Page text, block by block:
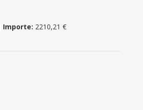
Importe: 2210,21 €